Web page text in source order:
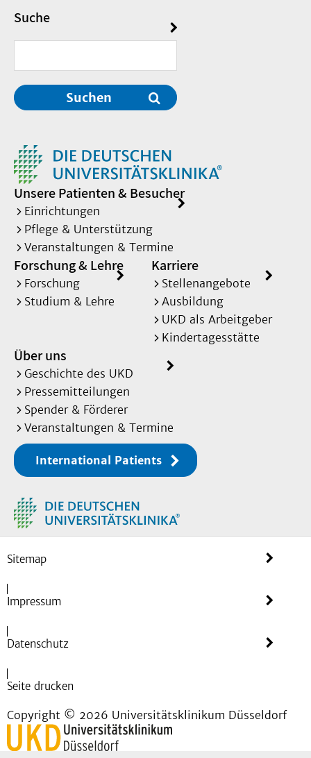
Suche
Suchen
Unsere Patienten & Besucher
Einrichtungen
Pflege & Unterstützung
Veranstaltungen & Termine
Forschung & Lehre
Forschung
Studium & Lehre
Karriere
Stellenangebote
Ausbildung
UKD als Arbeitgeber
Kindertagesstätte
Über uns
Geschichte des UKD
Pressemitteilungen
Spender & Förderer
Veranstaltungen & Termine
International Patients
Sitemap
Impressum
Datenschutz
Seite drucken
Copyright © 2026 Universitätsklinikum Düsseldorf